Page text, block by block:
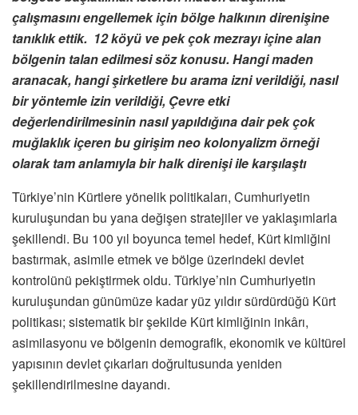
çalışmasını engellemek için bölge halkının direnişine
tanıklık ettik. 12 köyü ve pek çok mezrayı içine alan
bölgenin talan edilmesi söz konusu. Hangi maden
aranacak, hangi şirketlere bu arama izni verildiği, nasıl
bir yöntemle izin verildiği, Çevre etki
değerlendirilmesinin nasıl yapıldığına dair pek çok
muğlaklık içeren bu girişim neo kolonyalizm örneği
olarak tam anlamıyla bir halk direnişi ile karşılaştı
Türkiye’nin Kürtlere yönelik politikaları, Cumhuriyetin
kuruluşundan bu yana değişen stratejiler ve yaklaşımlarla
şekillendi. Bu 100 yıl boyunca temel hedef, Kürt kimliğini
bastırmak, asimile etmek ve bölge üzerindeki devlet
kontrolünü pekiştirmek oldu. Türkiye’nin Cumhuriyetin
kuruluşundan günümüze kadar yüz yıldır sürdürdüğü Kürt
politikası; sistematik bir şekilde Kürt kimliğinin inkârı,
asimilasyonu ve bölgenin demografik, ekonomik ve kültürel
yapısının devlet çıkarları doğrultusunda yeniden
şekillendirilmesine dayandı.